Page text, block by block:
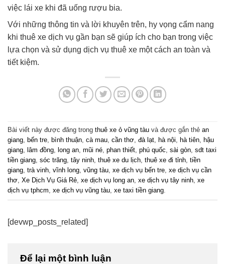
việc lái xe khi đã uống rượu bia.
Với những thông tin và lời khuyên trên, hy vọng cẩm nang
khi thuê xe dịch vụ gần bạn sẽ giúp ích cho bạn trong việc
lựa chọn và sử dụng dịch vụ thuê xe một cách an toàn và
tiết kiệm.
Bài viết này được đăng trong thuê xe ỏ vũng tàu và được gắn thẻ an
giang, bến tre, bình thuận, cà mau, cần thơ, đà lạt, hà nội, hà tiên, hậu
giang, lâm đồng, long an, mũi né, phan thiết, phú quốc, sài gòn, sdt taxi
tiền giang, sóc trăng, tây ninh, thuê xe du lịch, thuê xe đi tỉnh, tiền
giang, trà vinh, vĩnh long, vũng tàu, xe dịch vụ bến tre, xe dịch vụ cần
thơ, Xe Dịch Vụ Giá Rẻ, xe dịch vụ long an, xe dịch vụ tây ninh, xe
dịch vụ tphcm, xe dịch vụ vũng tàu, xe taxi tiền giang.
[devwp_posts_related]
Để lại một bình luận